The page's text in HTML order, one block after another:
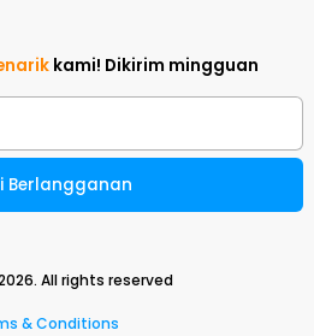
kami! Dikirim mingguan
Berlangganan
. All rights reserved
& Conditions